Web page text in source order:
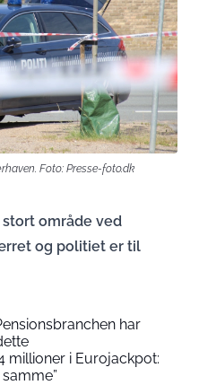
Foto: Presse-foto.dk
område ved
og politiet er til
har
millioner i Eurojackpot: